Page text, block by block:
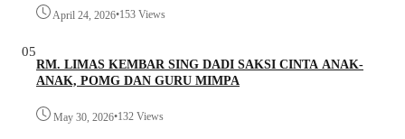
April 24, 2026•153 Views
05
RM. LIMAS KEMBAR SING DADI SAKSI CINTA ANAK-
ANAK, POMG DAN GURU MIMPA
May 30, 2026•132 Views